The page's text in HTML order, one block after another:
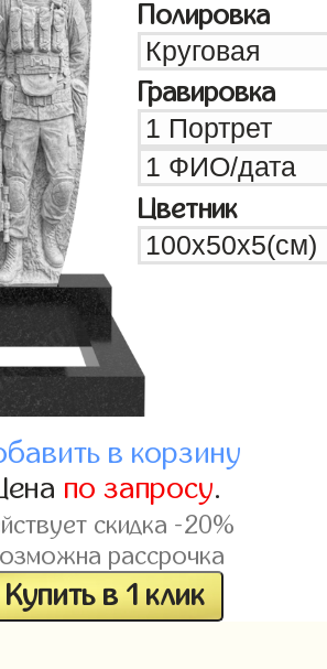
Полировка
Гравировка
Цветник
в корзину
по запросу.
скидка -20%
рассрочка
Купить в 1 клик